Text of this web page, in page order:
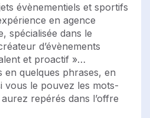
évènementiels et sportifs
en agence
spécialisée dans le
d’évènements
et proactif »…
en quelques phrases, en
vous le pouvez les mots-
repérés dans l’offre